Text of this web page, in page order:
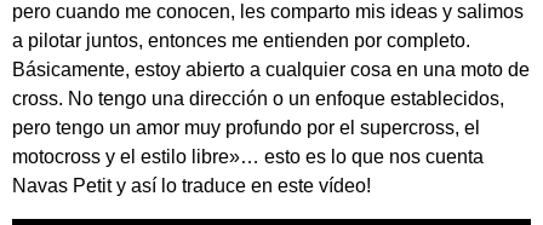
pero cuando me conocen, les comparto mis ideas y salimos
a pilotar juntos, entonces me entienden por completo.
Básicamente, estoy abierto a cualquier cosa en una moto de
cross. No tengo una dirección o un enfoque establecidos,
pero tengo un amor muy profundo por el supercross, el
motocross y el estilo libre»… esto es lo que nos cuenta
Navas Petit y así lo traduce en este vídeo!